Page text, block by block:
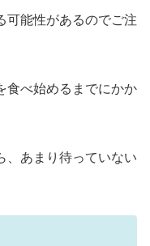
可能性があるのでご注
食べ始めるまでにかか
、あまり待っていない